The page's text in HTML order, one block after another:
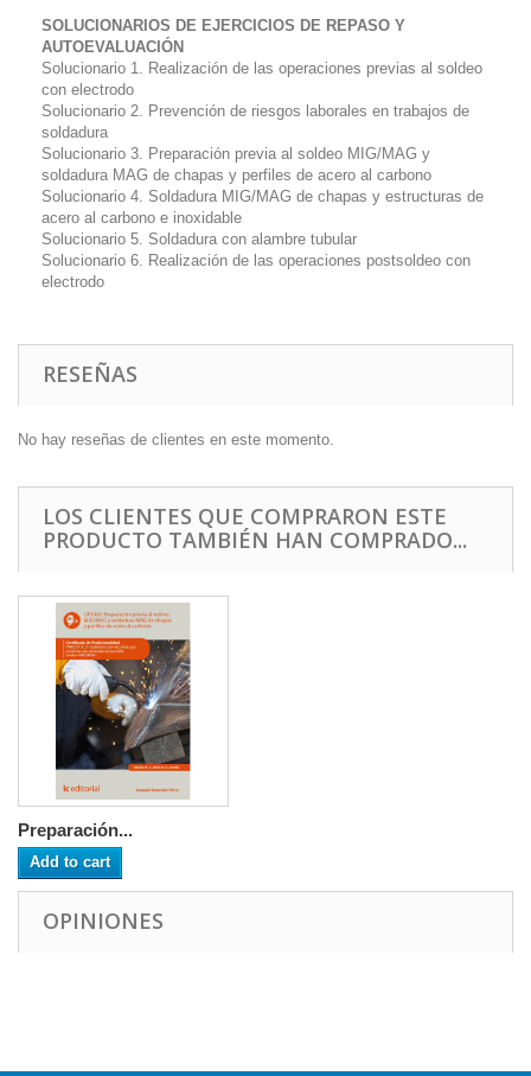
SOLUCIONARIOS DE EJERCICIOS DE REPASO Y
AUTOEVALUACIÓN
Solucionario 1. Realización de las operaciones previas al soldeo
con electrodo
Solucionario 2. Prevención de riesgos laborales en trabajos de
soldadura
Solucionario 3. Preparación previa al soldeo MIG/MAG y
soldadura MAG de chapas y perfiles de acero al carbono
Solucionario 4. Soldadura MIG/MAG de chapas y estructuras de
acero al carbono e inoxidable
Solucionario 5. Soldadura con alambre tubular
Solucionario 6. Realización de las operaciones postsoldeo con
electrodo
RESEÑAS
No hay reseñas de clientes en este momento.
LOS CLIENTES QUE COMPRARON ESTE
PRODUCTO TAMBIÉN HAN COMPRADO...
Preparación...
Add to cart
OPINIONES